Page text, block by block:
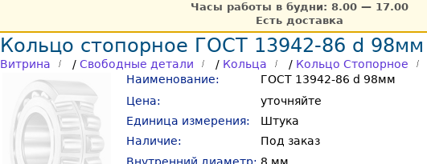
Часы работы в будни: 8.00 — 17.00
Есть доставка
Кольцо стопорное ГОСТ 13942-86 d 98мм
Витрина / Свободные детали / Кольца / Кольцо Стопорное
Наименование:
ГОСТ 13942-86 d 98мм
Цена:
уточняйте
Единица измерения:
Штука
Наличие:
Под заказ